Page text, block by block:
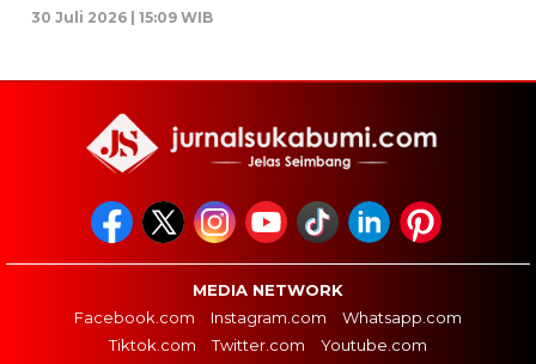
30 Juli 2026 | 15:09 WIB
MEDIA NETWORK
Facebook.com
Instagram.com
Whatsapp.com
Tiktok.com
Twitter.com Youtube.com